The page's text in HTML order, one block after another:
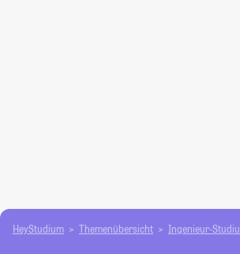
HeyStudium Themenübersicht Ingenieur-